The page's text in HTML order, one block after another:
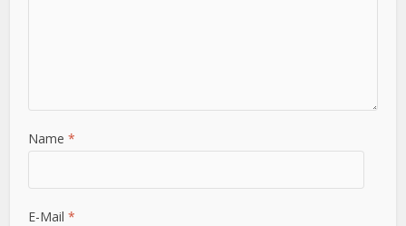
Name*
E-Mail*